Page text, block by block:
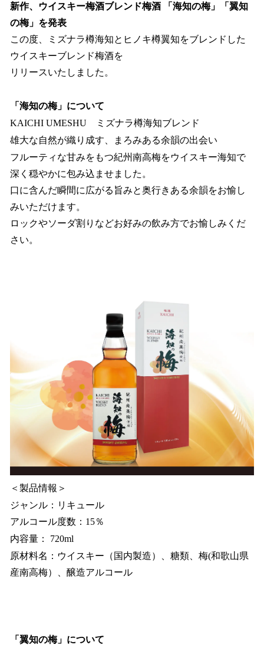
新作、ウイスキー梅酒ブレンド梅酒 「海知の梅」「翼知
の梅」を発表
この度、ミズナラ樽海知とヒノキ樽翼知をブレンドした
ウイスキーブレンド梅酒を
リリースいたしました。
「海知の梅」について
KAICHI UMESHU ミズナラ樽海知ブレンド
雄大な自然が織り成す、まろみある余韻の出会い
フルーティな甘みをもつ紀州南高梅をウイスキー海知で
深く穏やかに包み込ませました。
口に含んだ瞬間に広がる旨みと奥行きある余韻をお愉し
みいただけます。
ロックやソーダ割りなどお好みの飲み方でお愉しみくだ
さい。
＜製品情報＞
ジャンル：リキュール
アルコール度数：15％
内容量： 720ml
原材料名：ウイスキー（国内製造）、糖類、梅(和歌山県
産南高梅）、醸造アルコール
「翼知の梅」について